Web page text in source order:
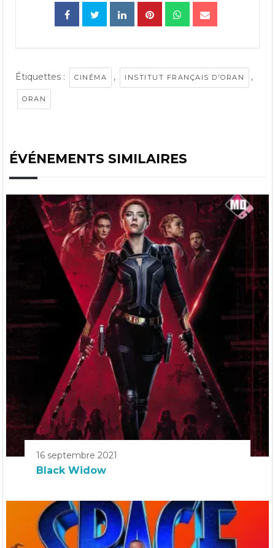
Étiquettes : CINÉMA , INSTITUT FRANÇAIS D'ORAN ,
ORAN
ÉVÉNEMENTS SIMILAIRES
16 septembre 2021
Black Widow